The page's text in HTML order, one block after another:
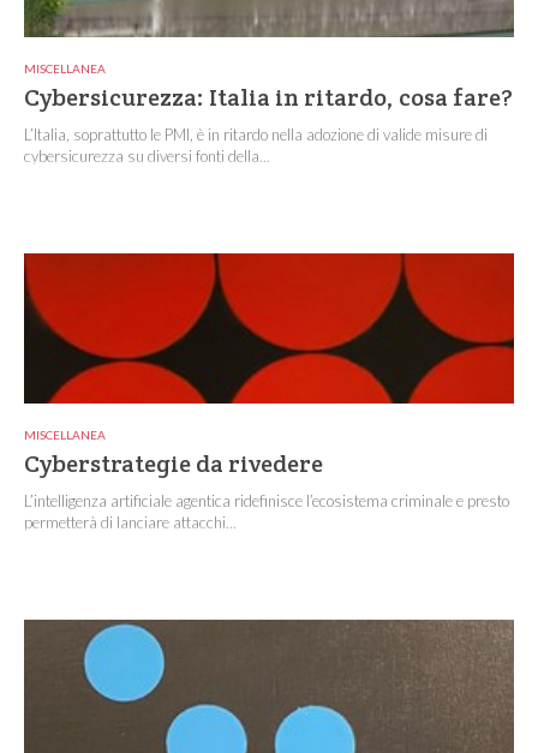
MISCELLANEA
Cybersicurezza: Italia in ritardo, cosa fare?
L’Italia, soprattutto le PMI, è in ritardo nella adozione di valide misure di
cybersicurezza su diversi fonti della...
MISCELLANEA
Cyberstrategie da rivedere
L’intelligenza artificiale agentica ridefinisce l’ecosistema criminale e presto
permetterà di lanciare attacchi...